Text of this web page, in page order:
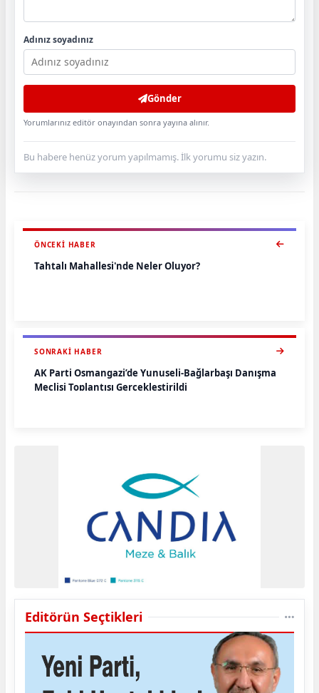
Adınız soyadınız
Gönder
Yorumlarınız editör onayından sonra yayına alınır.
Bu habere henüz yorum yapılmamış. İlk yorumu siz yazın.
ÖNCEKI HABER
Tahtalı Mahallesi'nde Neler Oluyor?
SONRAKI HABER
‎AK Parti Osmangazi’de Yunuseli-Bağlarbaşı Danışma
Meclisi Toplantısı Gerçekleştirildi
Editörün Seçtikleri